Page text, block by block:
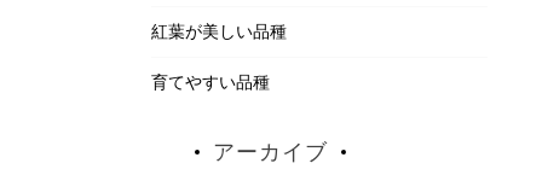
紅葉が美しい品種
育てやすい品種
アーカイブ